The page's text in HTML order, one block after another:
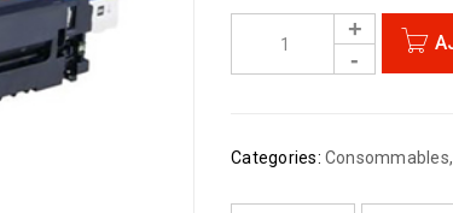
Categories: Consommables